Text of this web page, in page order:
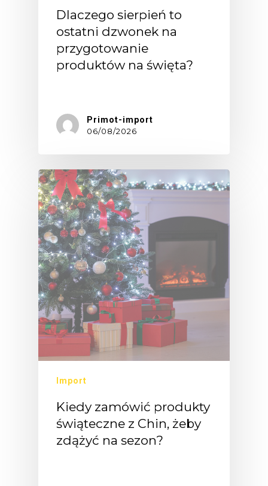
Dlaczego sierpień to
ostatni dzwonek na
przygotowanie
produktów na święta?
Primot-import
06/08/2026
Import
Kiedy zamówić produkty
świąteczne z Chin, żeby
zdążyć na sezon?